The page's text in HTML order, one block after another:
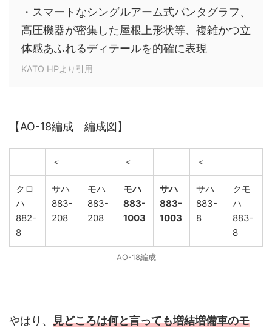
・スマートなシングルアーム式パンタグラフ、
高圧機器が密集した屋根上形状等、複雑かつ立
体感あふれるディテールを的確に表現
KATO HPより引用
【AO-18編成 編成図】
＜ ＜ ＜
クロ
ハ
882-
8
サハ
883-
208
モハ
883-
208
モハ
883-
1003
サハ
883-
1003
サハ
883-
8
クモ
ハ
883-
8
AO-18編成
やはり、 見どころは何と言っても増結増備車のモ